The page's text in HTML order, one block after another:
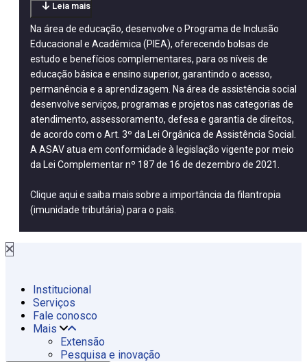
Leia mais
Na área de educação, desenvolve o Programa de Inclusão
Educacional e Acadêmica (PIEA), oferecendo bolsas de
estudo e benefícios complementares, para os níveis de
educação básica e ensino superior, garantindo o acesso,
permanência e a aprendizagem. Na área de assistência social
desenvolve serviços, programas e projetos nas categorias de
atendimento, assessoramento, defesa e garantia de direitos,
de acordo com o Art. 3º da Lei Orgânica de Assistência Social.
A ASAV atua em conformidade à legislação vigente por meio
da Lei Complementar nº 187 de 16 de dezembro de 2021.
Clique aqui e saiba mais sobre a importância da filantropia
(imunidade tributária) para o país.
Institucional
Serviços
Fale conosco
Mais
Extensão
Pesquisa e inovação